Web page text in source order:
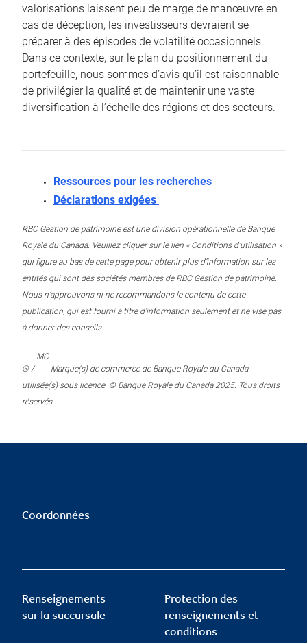
valorisations laissent peu de marge de manœuvre en
cas de déception, les investisseurs devraient se
préparer à des épisodes de volatilité occasionnels.
Dans ce contexte, sur le plan du positionnement du
portefeuille, nous sommes d’avis qu’il est raisonnable
de privilégier la qualité et de maintenir une vaste
diversification à l’échelle des régions et des secteurs.
Ressources pour les recherches
Déclarations exigées
RBC Gestion de patrimoine est une division opérationnelle de Banque
Royale du Canada. Veuillez cliquer sur le lien « Conditions d’utilisation »
qui figure au bas de cette page pour obtenir plus d’information sur les
entités qui sont des sociétés membres de RBC Gestion de patrimoine.
Nous n’approuvons ni ne recommandons le contenu de cette
publication, qui est fourni à titre d’information seulement et ne vise pas
à donner des conseils.
® /
MC
Marque(s) de commerce de Banque Royale du Canada
utilisée(s) sous licence. © Banque Royale du Canada 2025. Tous droits
réservés.
Coordonnées
Renseignements
sur la succursale
Protection des
renseignements et
conditions